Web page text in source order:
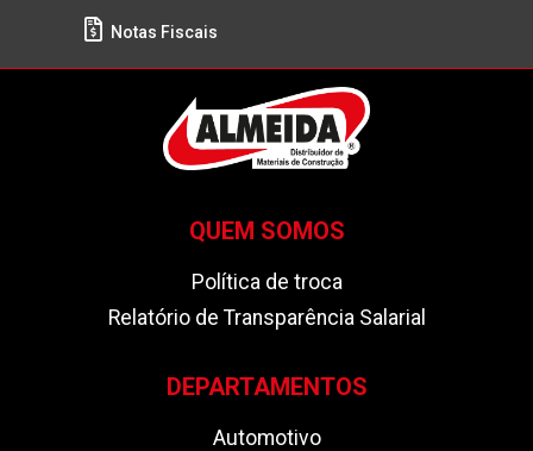
Notas Fiscais
QUEM SOMOS
Política de troca
Relatório de Transparência Salarial
DEPARTAMENTOS
Automotivo